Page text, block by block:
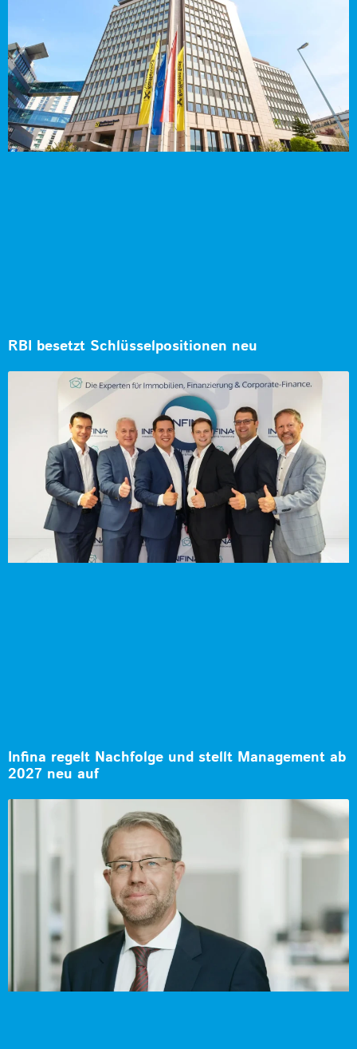
RBI besetzt Schlüsselpositionen neu
Infina regelt Nachfolge und stellt Management ab
2027 neu auf